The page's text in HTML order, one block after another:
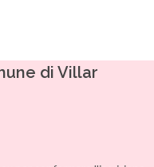
di Villar